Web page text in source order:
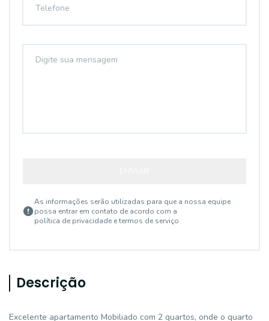
As informações serão utilizadas para que a nossa equipe
possa entrar em contato de acordo com a
política de privacidade e termos de serviço
Descrição
Excelente apartamento Mobiliado com 2 quartos, onde o quarto